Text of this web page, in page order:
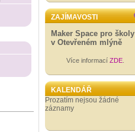
ZAJÍMAVOSTI
Maker Space pro školy
v Otevřeném mlýně
Více informací ZDE
KALENDÁŘ
Prozatím nejsou žádné
záznamy